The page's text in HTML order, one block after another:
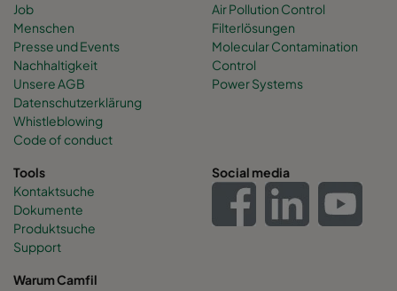
Job
Menschen
Presse und Events
Nachhaltigkeit
Unsere AGB
Datenschutzerklärung
Whistleblowing
Code of conduct
Air Pollution Control
Filterlösungen
Molecular Contamination
Control
Power Systems
Tools
Kontaktsuche
Dokumente
Produktsuche
Support
Social media
Warum Camfil